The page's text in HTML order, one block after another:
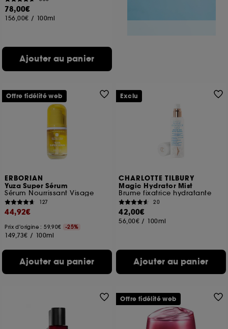
78,00€
156,00€ / 100ml
Ajouter au panier
ERBORIAN
Yuza Super Sérum
Sérum Nourrissant Visage
127
44,92€
Prix d'origine : 59,90€ -25%
149,73€ / 100ml
Ajouter au panier
Offre fidélité web
CHARLOTTE TILBURY
Magic Hydrator Mist
Brume fixatrice hydratante
20
42,00€
56,00€ / 100ml
Ajouter au panier
Exclu
Offre fidélité web